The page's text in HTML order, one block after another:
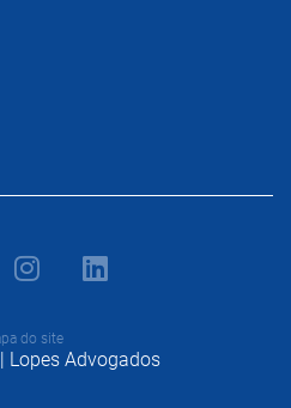
do site
Lopes Advogados